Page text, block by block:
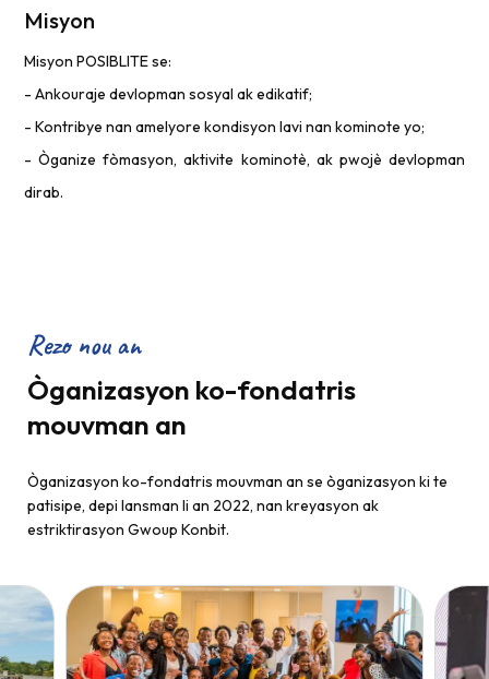
Misyon
Misyon POSIBLITE se:
- Ankouraje devlopman sosyal ak edikatif;
- Kontribye nan amelyore kondisyon lavi nan kominote yo;
- Òganize fòmasyon, aktivite kominotè, ak pwojè devlopman
dirab.
Rezo nou an
Òganizasyon ko-fondatris
mouvman an
Òganizasyon ko-fondatris mouvman an se òganizasyon ki te
patisipe, depi lansman li an 2022, nan kreyasyon ak
estriktirasyon Gwoup Konbit.